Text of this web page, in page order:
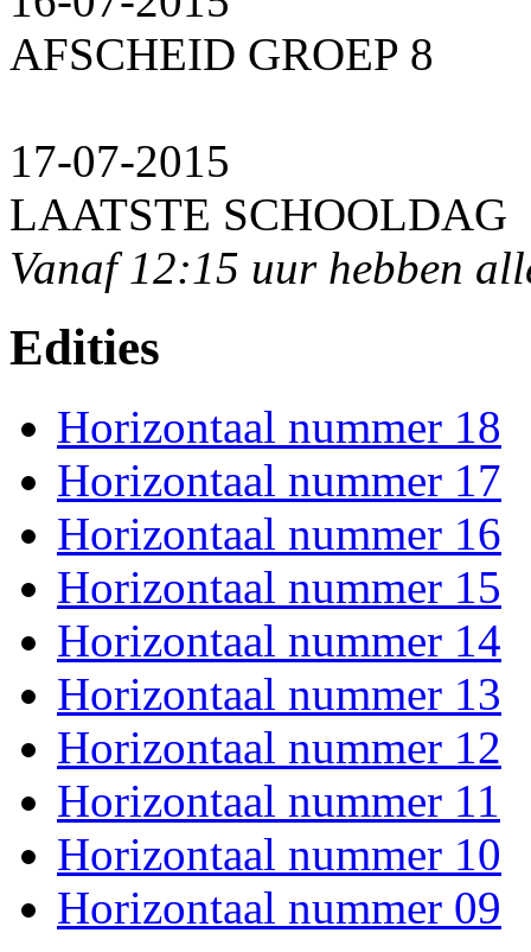
AFSCHEID GROEP 8
17-07-2015
LAATSTE SCHOOLDAG
Vanaf 12:15 uur hebben
Edities
Horizontaal nummer 18
Horizontaal nummer 17
Horizontaal nummer 16
Horizontaal nummer 15
Horizontaal nummer 14
Horizontaal nummer 13
Horizontaal nummer 12
Horizontaal nummer 11
Horizontaal nummer 10
Horizontaal nummer 09